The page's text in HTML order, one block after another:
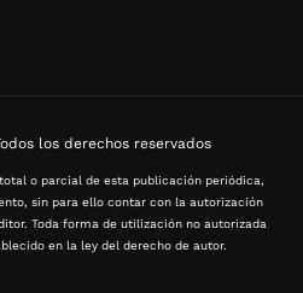
los derechos reservados
o parcial de esta publicación periódica,
sin para ello contar con la autorización
Toda forma de utilización no autorizada
en la ley del derecho de autor.